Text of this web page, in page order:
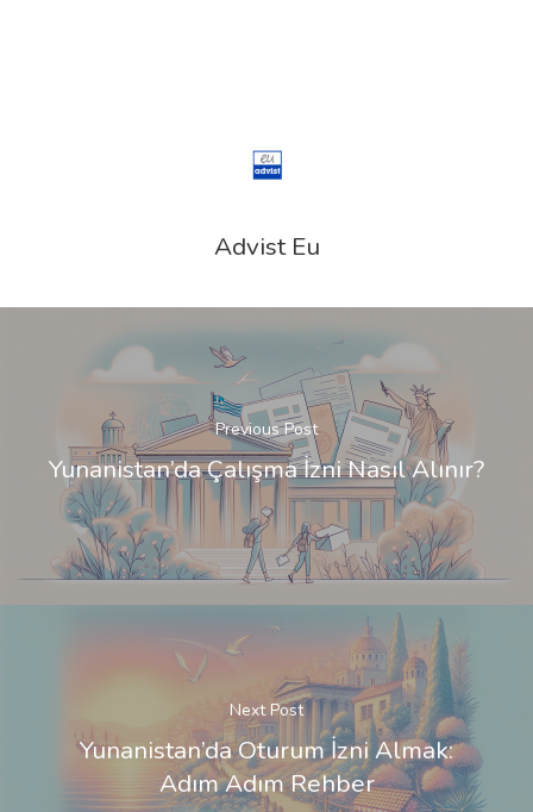
Advist Eu
Previous Post
Yunanistan’da Çalışma İzni Nasıl Alınır?
Next Post
Yunanistan’da Oturum İzni Almak:
Adım Adım Rehber